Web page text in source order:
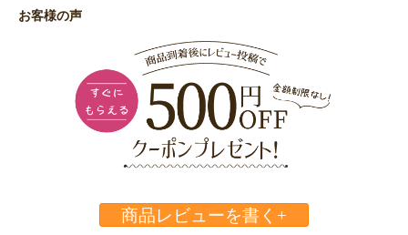
お客様の声
商品レビューを書く+